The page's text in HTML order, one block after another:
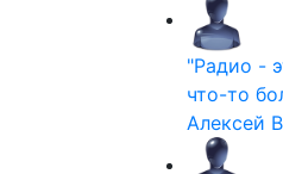
"Радио -
что-то
Алексей